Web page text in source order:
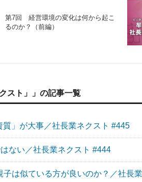
第7回 経営環境の変化は何から起こ
るのか？（前編）
スト」」の記事一覧
」が大事／社長業ネクスト #445
ない／社長業ネクスト #444
子は似ている方が良いのか？／社長